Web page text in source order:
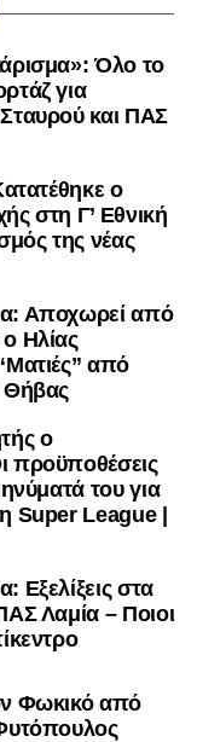
Newsγια να
Ελλάδα και τον
στο
Όλο το
για
και ΠΑΣ
ο
στη Γ’ Εθνική
της νέας
Αποχωρεί από
Ηλίας
από
Θήβας
ο
προϋποθέσεις
του για
Super League |
Εξελίξεις στα
Λαμία – Ποιοι
Φωκικό από